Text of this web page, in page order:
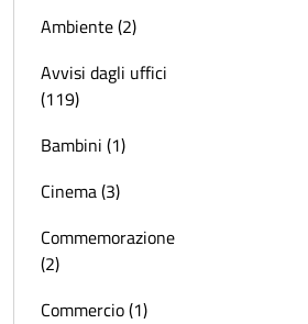
Ambiente (2)
Avvisi dagli uffici
(119)
Bambini (1)
Cinema (3)
Commemorazione
(2)
Commercio (1)